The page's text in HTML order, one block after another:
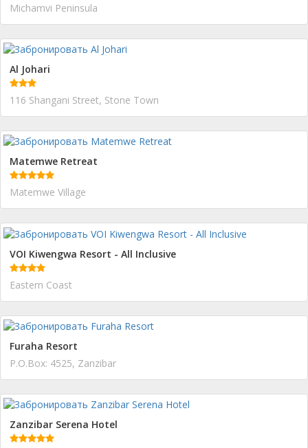
Michamvi Peninsula
Al Johari
116 Shangani Street, Stone Town
Matemwe Retreat
Matemwe Village
VOI Kiwengwa Resort - All Inclusive
Eastern Coast
Furaha Resort
P.O.Box: 4525, Zanzibar
Zanzibar Serena Hotel